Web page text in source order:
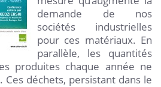
demande de nos
sociétés industrielles
pour ces matériaux. En
parallèle, les quantités
produites chaque année ne
Ces déchets, persistant dans le